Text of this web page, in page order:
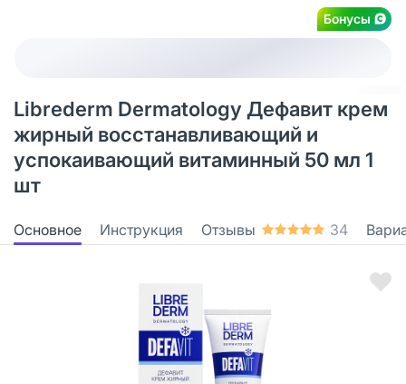
Бонусы
Librederm Dermatology Дефавит крем
жирный восстанавливающий и
успокаивающий витаминный 50 мл 1
шт
Основное Инструкция Отзывы 34